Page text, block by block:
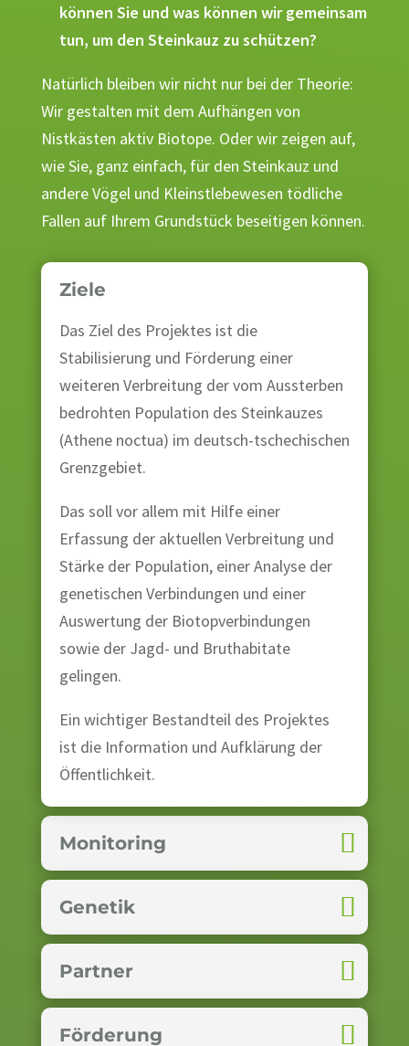
können Sie und was können wir gemeinsam
tun, um den Steinkauz zu schützen?
Natürlich bleiben wir nicht nur bei der Theorie:
Wir gestalten mit dem Aufhängen von
Nistkästen aktiv Biotope. Oder wir zeigen auf,
wie Sie, ganz einfach, für den Steinkauz und
andere Vögel und Kleinstlebewesen tödliche
Fallen auf Ihrem Grundstück beseitigen können.
Ziele
Das Ziel des Projektes ist die
Stabilisierung und Förderung einer
weiteren Verbreitung der vom Aussterben
bedrohten Population des Steinkauzes
(Athene noctua) im deutsch-tschechischen
Grenzgebiet.
Das soll vor allem mit Hilfe einer
Erfassung der aktuellen Verbreitung und
Stärke der Population, einer Analyse der
genetischen Verbindungen und einer
Auswertung der Biotopverbindungen
sowie der Jagd- und Bruthabitate
gelingen.
Ein wichtiger Bestandteil des Projektes
ist die Information und Aufklärung der
Öffentlichkeit.
Monitoring
Genetik
Partner
Förderung